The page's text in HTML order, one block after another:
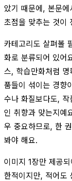
았기 때문에, 본문에
초점을 맞추는 것이
카테고리도 살펴볼
화로 분류되어 있어
스, 학습만화처럼
품들이 섞이는 경향
수나 화질보다도,
인 취향과 맞는지예
우 중요하므로, 한
봐야 해요.
이미지 1장만 제공
한적이지만, 적어도